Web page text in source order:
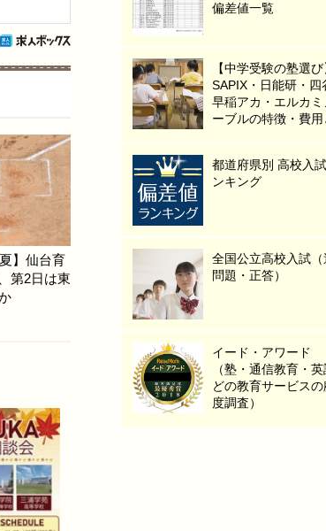
】仙台育
第2日は東
偏差値一覧
【中学受験の塾選び
SAPIX・日能研・四
早稲アカ・エルカミ
ーブルの特徴・費用
都道府県別 高校入
ンキング
全国公立高校入試
問題・正答）
イード・アワード
（塾・通信教育・
どの教育サービスの
度調査）